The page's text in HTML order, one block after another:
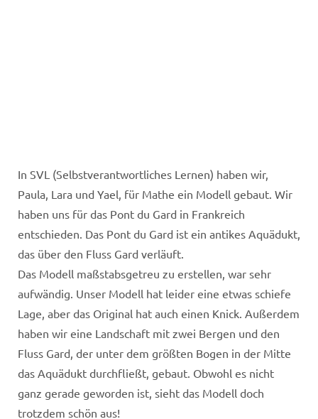
In SVL (Selbstverantwortliches Lernen) haben wir,
Paula, Lara und Yael, für Mathe ein Modell gebaut. Wir
haben uns für das Pont du Gard in Frankreich
entschieden. Das Pont du Gard ist ein antikes Aquädukt,
das über den Fluss Gard verläuft.
Das Modell maßstabsgetreu zu erstellen, war sehr
aufwändig. Unser Modell hat leider eine etwas schiefe
Lage, aber das Original hat auch einen Knick. Außerdem
haben wir eine Landschaft mit zwei Bergen und den
Fluss Gard, der unter dem größten Bogen in der Mitte
das Aquädukt durchfließt, gebaut. Obwohl es nicht
ganz gerade geworden ist, sieht das Modell doch
trotzdem schön aus!